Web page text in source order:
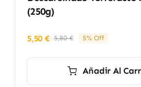
(250g)
5,80€El
era:
5,50€
El
es:
5% Off
Añadir Al